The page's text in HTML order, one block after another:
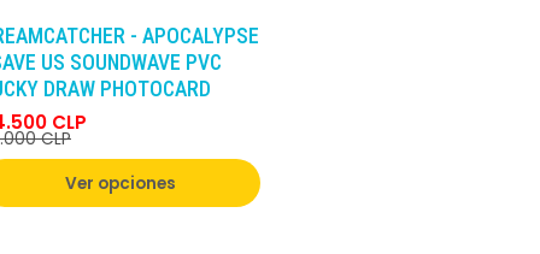
- APOCALYPSE
US SOUNDWAVE PVC
DRAW PHOTOCARD
CLP
CLP
Ver opciones